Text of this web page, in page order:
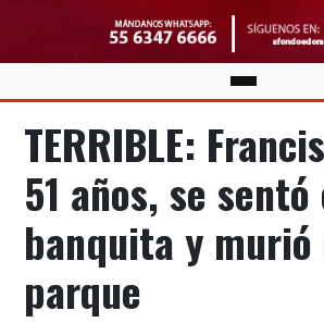
TERRIBLE:
51 años, se
banquita y murió
parque